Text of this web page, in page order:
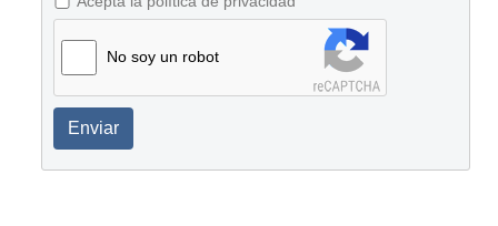
No soy un robot
Enviar